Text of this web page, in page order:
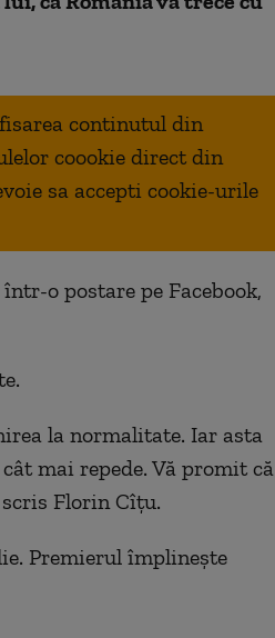
continutul din
coookie direct din
sa accepti cookie-urile
o postare pe Facebook,
la normalitate. Iar asta
mai repede. Vă promit că
scris Florin Cîțu.
Premierul împlinește